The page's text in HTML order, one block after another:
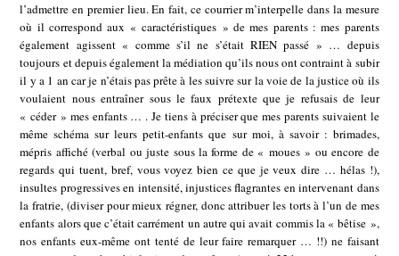
l’admettre en premier lieu. En fait, ce courrier m’interpelle dans la mesure
où il correspond aux « caractéristiques » de mes parents : mes parents
également agissent « comme s’il ne s’était RIEN passé » … depuis
toujours et depuis également la médiation qu’ils nous ont contraint à subir
il y a 1 an car je n’étais pas prête à les suivre sur la voie de la justice où ils
voulaient nous entraîner sous le faux prétexte que je refusais de leur
« céder » mes enfants … . Je tiens à préciser que mes parents suivaient le
même schéma sur leurs petit-enfants que sur moi, à savoir : brimades,
mépris affiché (verbal ou juste sous la forme de « moues » ou encore de
regards qui tuent, bref, vous voyez bien ce que je veux dire … hélas !),
insultes progressives en intensité, injustices flagrantes en intervenant dans
la fratrie, (diviser pour mieux régner, donc attribuer les torts à l’un de mes
enfants alors que c’était carrément un autre qui avait commis la « bêtise »,
nos enfants eux-même ont tenté de leur faire remarquer … !!) ne faisant